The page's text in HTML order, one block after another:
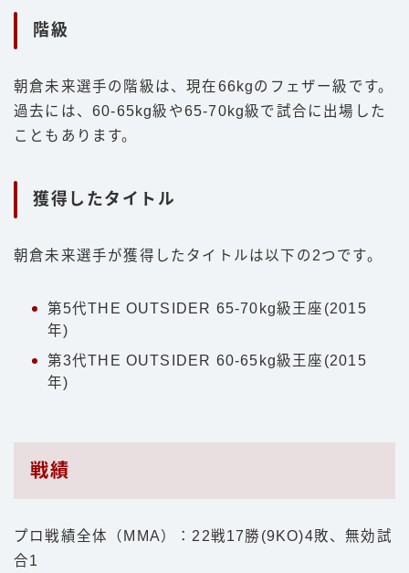
階級
朝倉未来選手の階級は、現在66kgのフェザー級です。
過去には、60-65kg級や65-70kg級で試合に出場した
こともあります。
獲得したタイトル
朝倉未来選手が獲得したタイトルは以下の2つです。
第5代THE OUTSIDER 65-70kg級王座(2015
年)
第3代THE OUTSIDER 60-65kg級王座(2015
年)
戦績
プロ戦績全体（MMA）：22戦17勝(9KO)4敗、無効試
合1